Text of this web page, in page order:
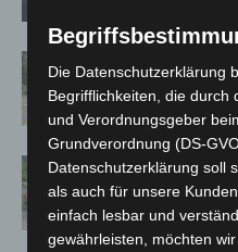
Brand im
Region
Kreuz
Die Datenschutzerklärung
Begrifflichkeiten, die durch
und Verordnungsgeber
Grundverordnung (DS-
Datenschutzerklärung soll
als auch für unsere
einfach lesbar und
gewährleisten, möchten